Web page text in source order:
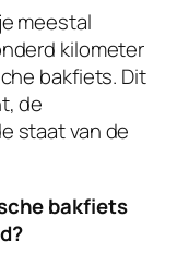
meestal
kilometer
bakfiets. Dit
de
staat van de
bakfiets